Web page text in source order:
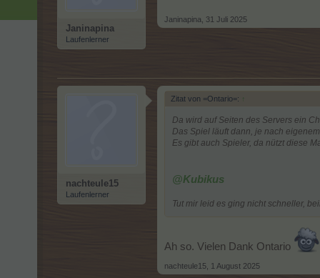
Janinapina
Laufenlerner
Janinapina 31 Juli 2025
nachteule15
Laufenlerner
Zitat von =Ontario=: ↑
Da wird auf Seiten des Servers ein
Das Spiel läuft dann, je nach
Es gibt auch Spieler, da nützt diese
@Kubikus
Tut mir leid es ging nicht schneller,
Ah so. Vielen Dank Ontario
nachteule15 1 August 2025